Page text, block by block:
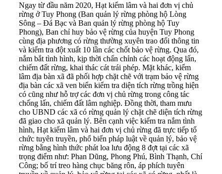
Ngay từ đầu năm 2020, Hạt kiểm lâm và hai đơn vị chủ
rừng ở Tuy Phong (Ban quản lý rừng phòng hộ Lòng
Sông – Đá Bạc và Ban quản lý rừng phòng hộ Tuy
Phong), Ban chỉ huy bảo vệ rừng của huyện Tuy Phong
cùng địa phương có rừng thường xuyên trao đổi thông tin
và kiểm tra đột xuất 10 lần các chốt bảo vệ rừng. Qua đó,
nắm bắt tình hình, kịp thời chấn chỉnh các hoạt động lấn,
chiếm đất rừng, khai thác cát trái phép. Mặt khác, kiểm
lâm địa bàn xã đã phối hợp chặt chẽ với trạm bảo vệ rừng
địa bàn các xã ven biển kiểm tra diện tích rừng trồng hiện
có cũng như hỗ trợ các đơn vị chủ rừng trong công tác
chống lấn, chiếm đất lâm nghiệp. Đồng thời, tham mưu
cho UBND các xã có rừng quản lý chặt chẽ diện tích rừng
đã giao cho xã quản lý. Bên cạnh việc kiểm tra nắm tình
hình, Hạt kiểm lâm và hai đơn vị chủ rừng đã trực tiếp tổ
chức tuyên truyền, phổ biến pháp luật về quản lý, bảo vệ
rừng bằng hình thức phát loa lưu động 8 đợt tại các xã
trọng điểm như: Phan Dũng, Phong Phú, Bình Thạnh, Chí
Công; bố trí treo hàng chục băng rôn, áp phích tuyên